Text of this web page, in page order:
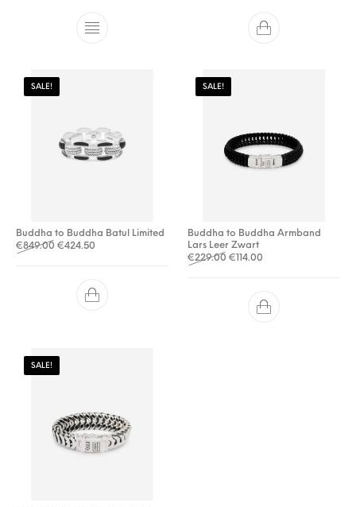
SALE!
Buddha to Buddha Batul Limited
€849.00 Oorspronkelijke prijs was: €849.00.
€424.50 Huidige prijs is: €424.50.
SALE!
Buddha to Buddha Armband
Lars Leer Zwart
€229.00 Oorspronkelijke prijs was:
€114.00
SALE!